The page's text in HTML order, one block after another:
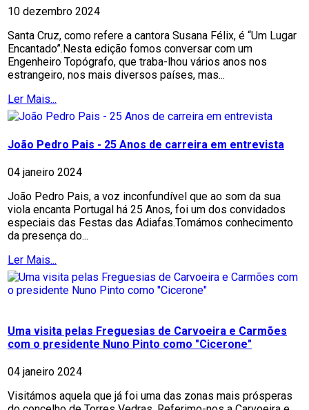
10 dezembro 2024
Santa Cruz, como refere a cantora Susana Félix, é “Um Lugar
Encantado”.Nesta edição fomos conversar com um
Engenheiro Topógrafo, que traba-lhou vários anos nos
estrangeiro, nos mais diversos países, mas...
Ler Mais...
João Pedro Pais - 25 Anos de carreira em entrevista
04 janeiro 2024
João Pedro Pais, a voz inconfundível que ao som da sua
viola encanta Portugal há 25 Anos, foi um dos convidados
especiais das Festas das Adiafas.Tomámos conhecimento
da presença do...
Ler Mais...
Uma visita pelas Freguesias de Carvoeira e Carmões
com o presidente Nuno Pinto como "Cicerone"
04 janeiro 2024
Visitámos aquela que já foi uma das zonas mais prósperas